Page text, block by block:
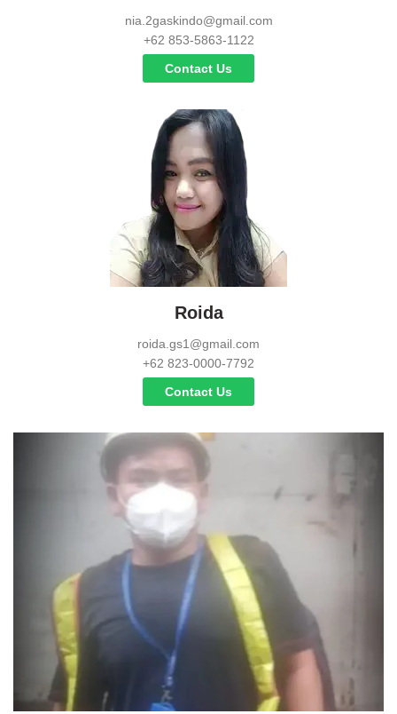
nia.2gaskindo@gmail.com
+62 853-5863-1122
Contact Us
Roida
roida.gs1@gmail.com
+62 823-0000-7792
Contact Us